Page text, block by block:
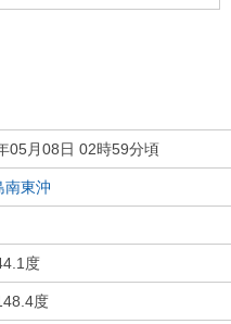
05月08日 02時59分頃
南東沖
度
度